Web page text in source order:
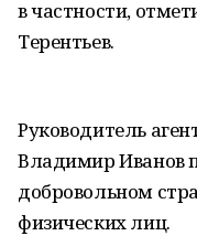
в частности,
Терентьев.
Руководитель
Владимир Иванов
добровольном
физических лиц.